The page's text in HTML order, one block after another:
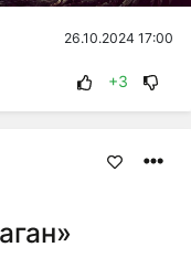
26.10.2024 17:00
+3